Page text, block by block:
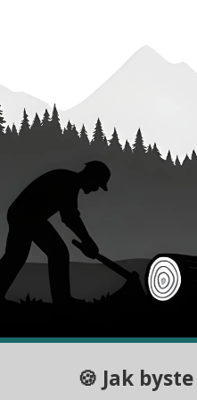
Jak vybrat správný řetěz
🍪 Jak